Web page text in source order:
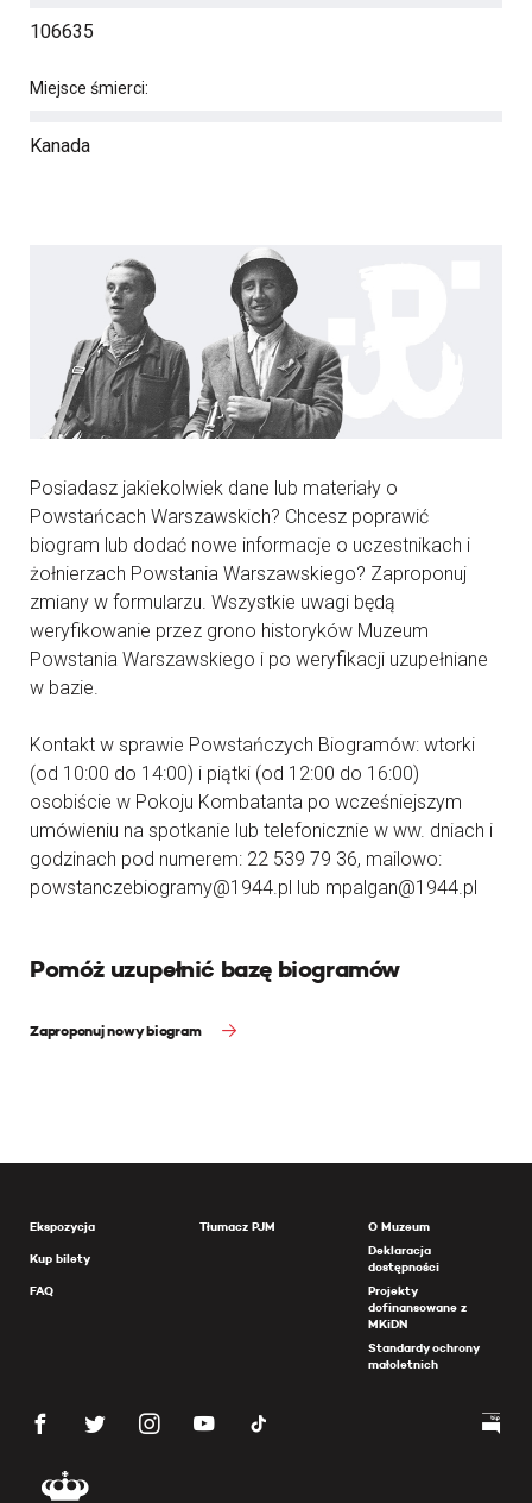
106635
Miejsce śmierci:
Kanada
Posiadasz jakiekolwiek dane lub materiały o
Powstańcach Warszawskich? Chcesz poprawić
biogram lub dodać nowe informacje o uczestnikach i
żołnierzach Powstania Warszawskiego? Zaproponuj
zmiany w formularzu. Wszystkie uwagi będą
weryfikowanie przez grono historyków Muzeum
Powstania Warszawskiego i po weryfikacji uzupełniane
w bazie.
Kontakt w sprawie Powstańczych Biogramów: wtorki
(od 10:00 do 14:00) i piątki (od 12:00 do 16:00)
osobiście w Pokoju Kombatanta po wcześniejszym
umówieniu na spotkanie lub telefonicznie w ww. dniach i
godzinach pod numerem: 22 539 79 36, mailowo:
powstanczebiogramy@1944.pl lub mpalgan@1944.pl
Pomóż uzupełnić bazę biogramów
Zaproponuj nowy biogram
Ekspozycja
Kup bilety
FAQ
Tłumacz PJM
O Muzeum
Deklaracja
dostępności
Projekty
dofinansowane z
MKiDN
Standardy ochrony
małoletnich